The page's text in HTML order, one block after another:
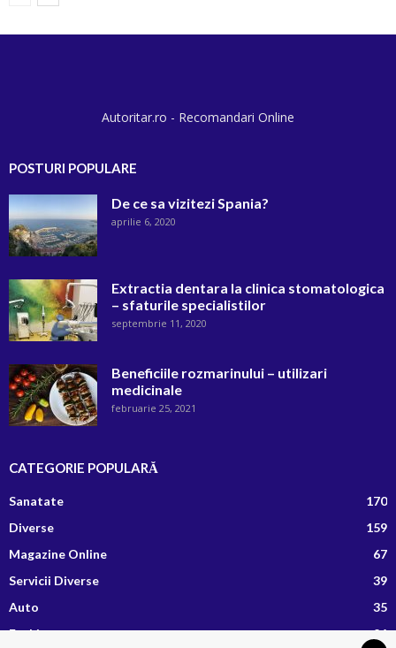
Autoritar.ro - Recomandari Online
POSTURI POPULARE
De ce sa vizitezi Spania?
aprilie 6, 2020
Extractia dentara la clinica stomatologica
– sfaturile specialistilor
septembrie 11, 2020
Beneficiile rozmarinului – utilizari
medicinale
februarie 25, 2021
CATEGORIE POPULARĂ
Sanatate
170
Diverse
159
Magazine Online
67
Servicii Diverse
39
Auto
35
Fashion
26